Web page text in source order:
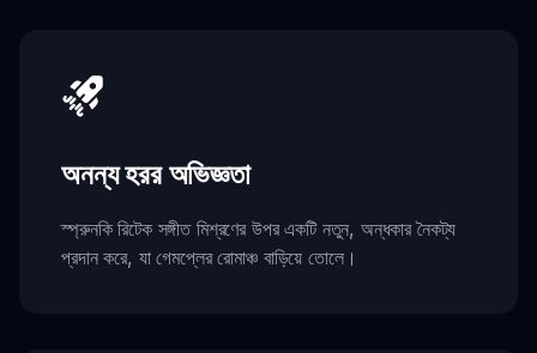
অনন্য হরর অভিজ্ঞতা
স্প্রুনকি রিটেক সঙ্গীত মিশ্রণের উপর একটি নতুন, অন্ধকার নৈকট্য
প্রদান করে, যা গেমপ্লের রোমাঞ্চ বাড়িয়ে তোলে।